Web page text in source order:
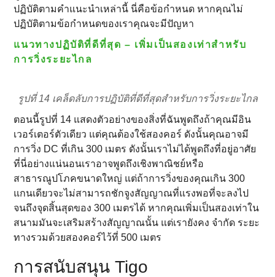
ปฏิบัติตามคําแนะนําเหล่านี้ นี่คือข้อกําหนด หากคุณไม่
ปฏิบัติตามข้อกําหนดของเราคุณจะมีปัญหา
แนวทางปฏิบัติที่ดีที่สุด – เพิ่มเป็นสองเท่าสําหรับ
การวิ่งระยะไกล
รูปที่ 14 เคล็ดลับการปฏิบัติที่ดีที่สุดสําหรับการวิ่งระยะไกล
ตอนนี้รูปที่ 14 แสดงตัวอย่างของสิ่งที่ฉันพูดถึงถ้าคุณมีอิน
เวอร์เตอร์ตัวเดียว แต่คุณต้องใช้สองคอร์ ดังนั้นคุณอาจมี
การวิ่ง DC ที่เกิน 300 เมตร ดังนั้นเราไม่ได้พูดถึงที่อยู่อาศัย
ที่นี่อย่างแน่นอนเราอาจพูดถึงเชิงพาณิชย์หรือ
สาธารณูปโภคขนาดใหญ่ แต่ถ้าการวิ่งของคุณเกิน 300
แกนเดียวจะไม่สามารถชักจูงสัญญาณที่แรงพอที่จะลงไป
จนถึงจุดสิ้นสุดของ 300 เมตรได้ หากคุณเพิ่มเป็นสองเท่าใน
สนามมันจะเสริมสร้างสัญญาณนั้น แต่เรายังคง จํากัด ระยะ
ทางรวมด้วยสองคอร์ไว้ที่ 500 เมตร
การสนับสนุน Tigo